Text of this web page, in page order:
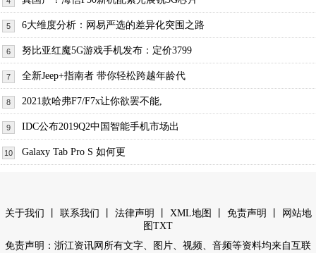
5 6大维度分析：网易严选的差异化突围之路
6 努比亚红魔5G游戏手机发布：定价3799
7 全新Jeep+指南者 带你轻松跨越年龄代
8 2021款哈弗F7/F7x让你欲罢不能,
9 IDC公布2019Q2中国智能手机市场出
10 Galaxy Tab Pro S 如何更
关于我们 联系我们 法律声明 XML地图 免责声明
网站地
图 TXT
免责声明：浙江资讯网所有文字、图片、视频、音频等资料均来自互联